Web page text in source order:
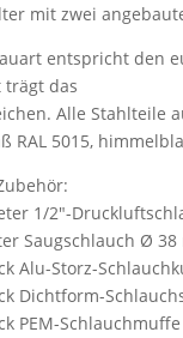
mit zwei
entspricht den
trägt das
Alle Stahlteile
RAL 5015,
1/2″-
Saugschlauch Ø 38
Alu-Storz-
Dichtform-
PEM-Schlauchmuffe